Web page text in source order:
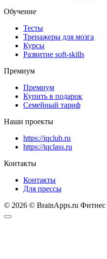
Обучение
Тесты
Тренажеры для мозга
Курсы
Развитие soft-skills
Премиум
Премиум
Купить в подарок
Семейный тариф
Наши проекты
https://iqclub.ru
https://iqclass.ru
Контакты
Контакты
Для прессы
© 2026 © BrainApps.ru Фитнес